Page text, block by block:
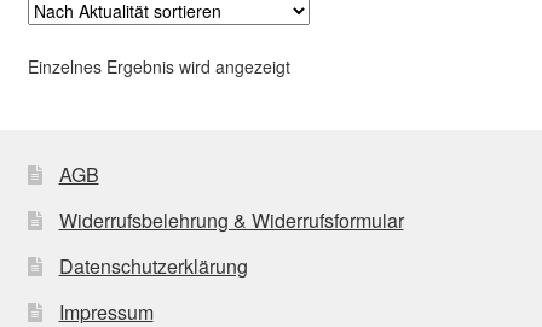
Einzelnes Ergebnis wird angezeigt
AGB
Widerrufsbelehrung & Widerrufsformular
Datenschutzerklärung
Impressum